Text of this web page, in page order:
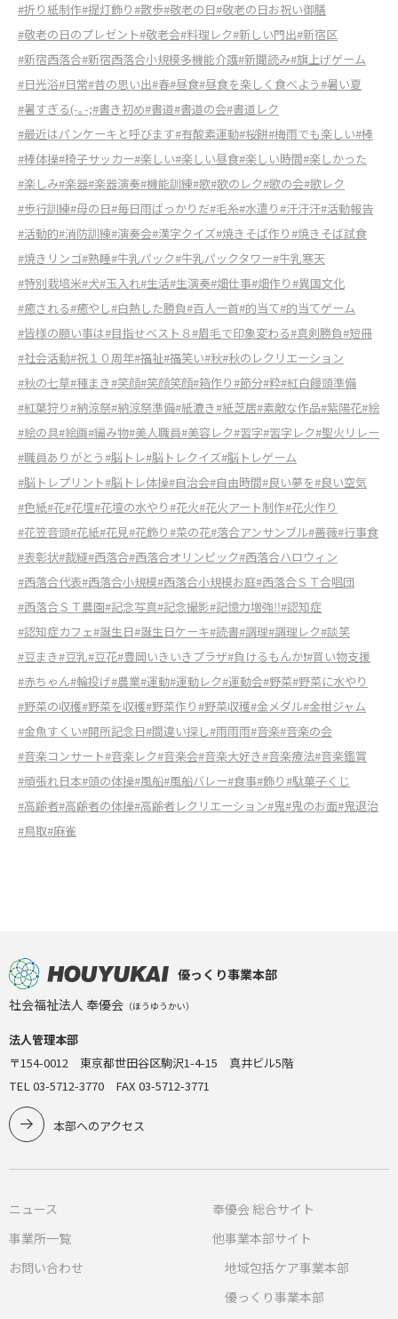
#折り紙制作#提灯飾り#散歩#敬老の日#敬老の日お祝い御膳
#敬老の日のプレゼント#敬老会#料理レク#新しい門出#新宿区
#新宿西落合#新宿西落合小規模多機能介護#新聞読み#旗上げゲーム
#日光浴#日常#昔の思い出#春#昼食#昼食を楽しく食べよう#暑い夏
#暑すぎる(-｡-;#書き初め#書道#書道の会#書道レク
#最近はパンケーキと呼びます#有酸素運動#桜餅#梅雨でも楽しい#棒
#棒体操#椅子サッカー#楽しい#楽しい昼食#楽しい時間#楽しかった
#楽しみ#楽器#楽器演奏#機能訓練#歌#歌のレク#歌の会#歌レク
#歩行訓練#母の日#毎日雨ばっかりだ#毛糸#水遣り#汗汗汗#活動報告
#活動的#消防訓練#演奏会#漢字クイズ#焼きそば作り#焼きそば試食
#焼きリンゴ#熟睡#牛乳パック#牛乳パックタワー#牛乳寒天
#特別栽培米#犬#玉入れ#生活#生演奏#畑仕事#畑作り#異国文化
#癒される#癒やし#白熱した勝負#百人一首#的当て#的当てゲーム
#皆様の願い事は#目指せベスト８#眉毛で印象変わる#真剣勝負#短冊
#社会活動#祝１０周年#福祉#福笑い#秋#秋のレクリエーション
#秋の七草#種まき#笑顔#笑顔笑顔#箱作り#節分#粋#紅白饅頭準備
#紅葉狩り#納涼祭#納涼祭準備#紙漉き#紙芝居#素敵な作品#紫陽花#絵
#絵の具#絵画#編み物#美人職員#美容レク#習字#習字レク#聖火リレー
#職員ありがとう#脳トレ#脳トレクイズ#脳トレゲーム
#脳トレプリント#脳トレ体操#自治会#自由時間#良い夢を#良い空気
#色紙#花#花壇#花壇の水やり#花火#花火アート制作#花火作り
#花笠音頭#花紙#花見#花飾り#菜の花#落合アンサンブル#薔薇#行事食
#表彰状#裁縫#西落合#西落合オリンピック#西落合ハロウィン
#西落合代表#西落合小規模#西落合小規模お庭#西落合ＳＴ合唱団
#西落合ＳＴ農園#記念写真#記念撮影#記憶力増強‼︎#認知症
#認知症カフェ#誕生日#誕生日ケーキ#読書#調理#調理レク#談笑
#豆まき#豆乳#豆花#豊岡いきいきプラザ#負けるもんか❗️#買い物支援
#赤ちゃん#輪投げ#農業#運動#運動レク#運動会#野菜#野菜に水やり
#野菜の収穫#野菜を収穫#野菜作り#野菜収穫#金メダル#金柑ジャム
#金魚すくい#開所記念日#間違い探し#雨雨雨#音楽#音楽の会
#音楽コンサート#音楽レク#音楽会#音楽大好き#音楽療法#音楽鑑賞
#頑張れ日本#頭の体操#風船#風船バレー#食事#飾り#駄菓子くじ
#高齢者#高齢者の体操#高齢者レクリエーション#鬼#鬼のお面#鬼退治
#鳥取#麻雀
優っくり事業本部
社会福祉法人 奉優会 （ほうゆうかい）
法人管理本部
〒154-0012 東京都世田谷区駒沢1-4-15 真井ビル5階
TEL 03-5712-3770 FAX 03-5712-3771
本部へのアクセス
ニュース
事業所一覧
お問い合わせ
奉優会 総合サイト
他事業本部サイト
地域包括ケア事業本部
優っくり事業本部